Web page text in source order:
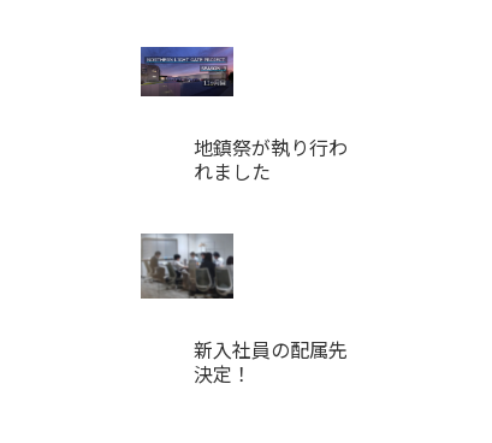
地鎮祭が執り行わ
れました
新入社員の配属先
決定！